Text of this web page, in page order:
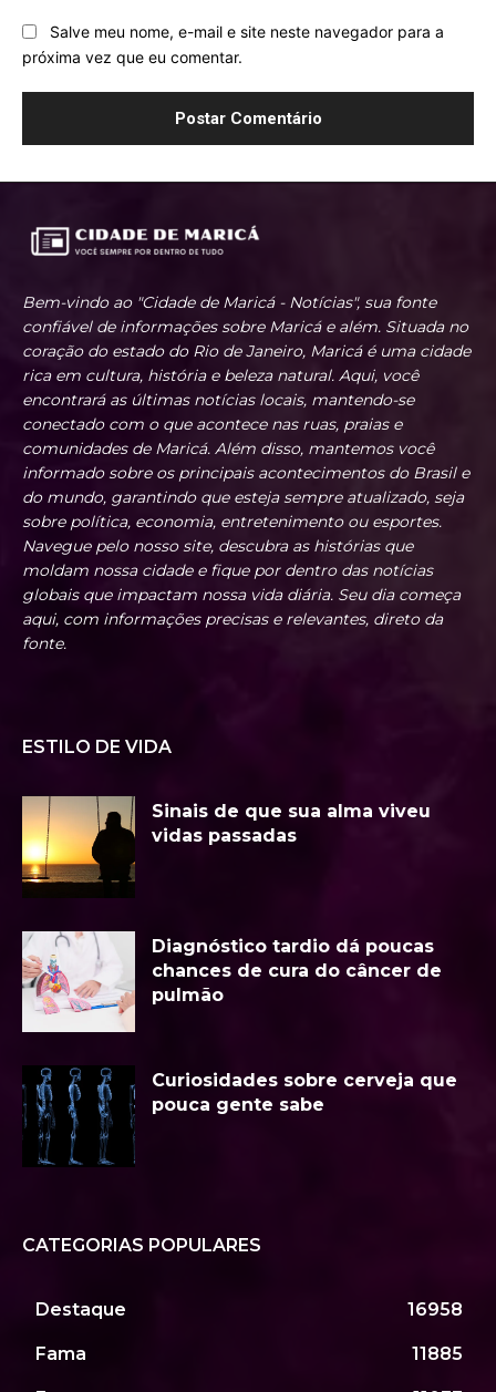
Salve meu nome, e-mail e site neste navegador para a
próxima vez que eu comentar.
Bem-vindo ao "Cidade de Maricá - Notícias", sua fonte
confiável de informações sobre Maricá e além. Situada no
coração do estado do Rio de Janeiro, Maricá é uma cidade
rica em cultura, história e beleza natural. Aqui, você
encontrará as últimas notícias locais, mantendo-se
conectado com o que acontece nas ruas, praias e
comunidades de Maricá. Além disso, mantemos você
informado sobre os principais acontecimentos do Brasil e
do mundo, garantindo que esteja sempre atualizado, seja
sobre política, economia, entretenimento ou esportes.
Navegue pelo nosso site, descubra as histórias que
moldam nossa cidade e fique por dentro das notícias
globais que impactam nossa vida diária. Seu dia começa
aqui, com informações precisas e relevantes, direto da
fonte.
ESTILO DE VIDA
Sinais de que sua alma viveu
vidas passadas
Diagnóstico tardio dá poucas
chances de cura do câncer de
pulmão
Curiosidades sobre cerveja que
pouca gente sabe
CATEGORIAS POPULARES
Destaque 16958
Fama 11885